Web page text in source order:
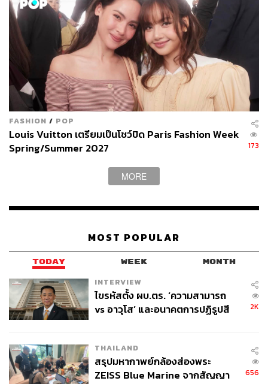
FASHION / POP
Louis Vuitton เตรียมเป็นโชว์ปิด Paris Fashion Week
Spring/Summer 2027
173
MORE
MOST POPULAR
TODAY WEEK MONTH
INTERVIEW
ไขรหัสตั้ง ผบ.ตร. ‘ความสามารถ
vs อาวุโส’ และอนาคตการปฏิรูปสี
2K
THAILAND
สรุปมหากาพย์กล้องส่องพระ
ZEISS Blue Marine จากสัญญา
656